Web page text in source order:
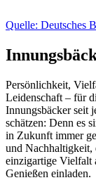
Quelle: Deutsches
Persönlichkeit,
Leidenschaft – für
Innungsbäcker seit
schätzen: Denn es
in Zukunft immer
und Nachhaltigkeit,
einzigartige Vielfalt
Genießen einladen.